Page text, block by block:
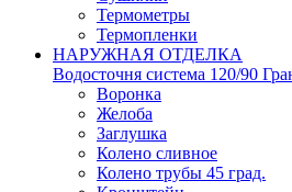
Термометры
Термопленки
НАРУЖНАЯ ОТДЕЛКА
Водосточня система 120/90
Воронка
Желоба
Заглушка
Колено сливное
Колено трубы 45 град.